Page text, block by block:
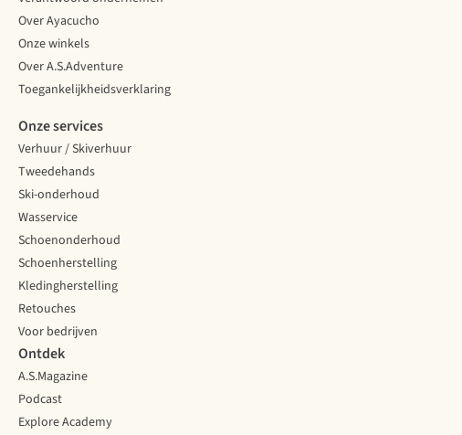
Over Ayacucho
Onze winkels
Over A.S.Adventure
Toegankelijkheidsverklaring
Onze services
Verhuur / Skiverhuur
Tweedehands
Ski-onderhoud
Wasservice
Schoenonderhoud
Schoenherstelling
Kledingherstelling
Retouches
Voor bedrijven
Ontdek
A.S.Magazine
Podcast
Explore Academy